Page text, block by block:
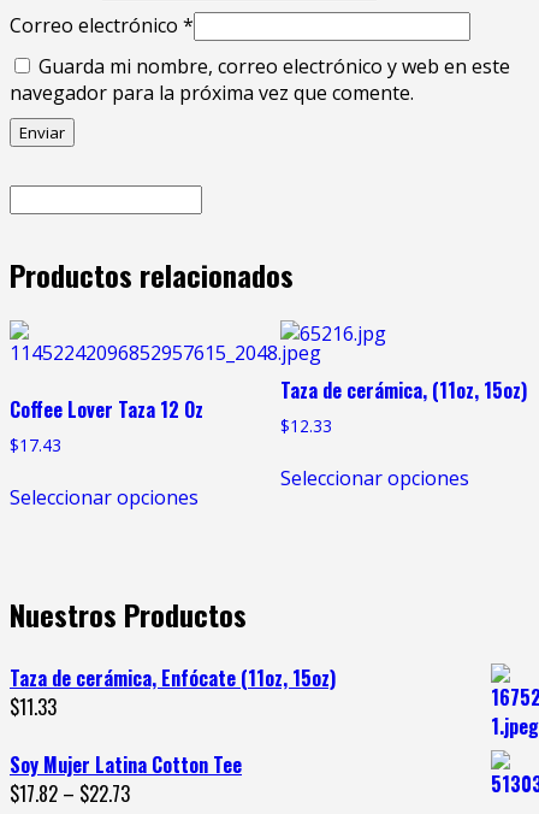
Correo electrónico *
Guarda mi nombre, correo electrónico y web en este
navegador para la próxima vez que comente.
Productos relacionados
Coffee Lover Taza 12 Oz
$17.43
Seleccionar opciones
Taza de cerámica, (11oz, 15oz)
$12.33
Seleccionar opciones
Nuestros Productos
Taza de cerámica, Enfócate (11oz, 15oz)
$11.33
Soy Mujer Latina Cotton Tee
$17.82 – $22.73